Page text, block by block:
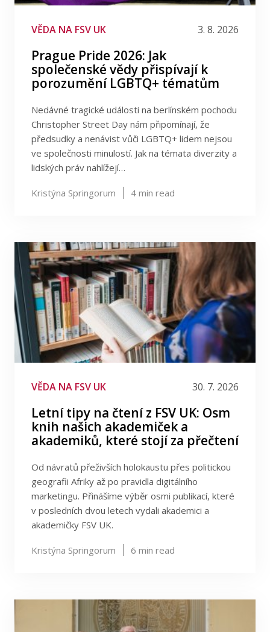
Kontakt
FSV UK
VĚDA NA FSV UK 3. 8. 2026
Prague Pride 2026: Jak
společenské vědy přispívají k
porozumění LGBTQ+ tématům
Nedávné tragické události na berlínském pochodu
Christopher Street Day nám připomínají, že
předsudky a nenávist vůči LGBTQ+ lidem nejsou
ve společnosti minulostí. Jak na témata diverzity a
lidských práv nahlížejí…
Kristýna Springorum 4 min read
VĚDA NA FSV UK 30. 7. 2026
Letní tipy na čtení z FSV UK: Osm
knih našich akademiček a
akademiků, které stojí za přečtení
Od návratů přeživších holokaustu přes politickou
geografii Afriky až po pravidla digitálního
marketingu. Přinášíme výběr osmi publikací, které
v posledních dvou letech vydali akademici a
akademičky FSV UK.
Kristýna Springorum 6 min read